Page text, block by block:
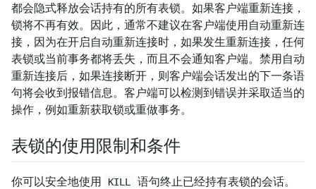
都会隐式释放会话持有的所有表锁。如果客户端重新连接，
锁将不再有效。因此，通常不建议在客户端使用自动重新连
接，因为在开启自动重新连接时，如果发生重新连接，任何
表锁或当前事务都将丢失，而且不会通知客户端。禁用自动
重新连接后，如果连接断开，则客户端会话发出的下一条语
句将会收到报错信息。客户端可以检测到错误并采取适当的
操作，例如重新获取锁或重做事务。
表锁的使用限制和条件
你可以安全地使用 KILL 语句终止已经持有表锁的会话。